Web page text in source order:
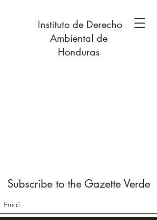
Instituto de Derecho
Ambiental de
Honduras
Subscribe to the Gazette Verde